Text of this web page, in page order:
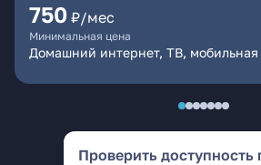
750 ₽/мес
Минимальная цена
Домашний интернет, ТВ, мобильная
Проверить доступность